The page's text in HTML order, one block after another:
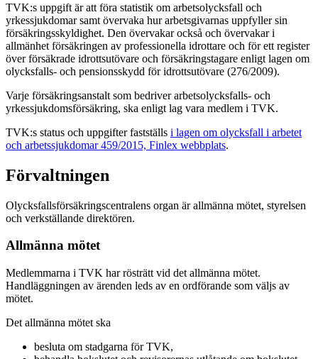
TVK:s uppgift är att föra statistik om arbetsolycksfall och
yrkessjukdomar samt övervaka hur arbetsgivarnas uppfyller sin
försäkringsskyldighet. Den övervakar också och övervakar i
allmänhet försäkringen av professionella idrottare och för ett register
över försäkrade idrottsutövare och försäkringstagare enligt lagen om
olycksfalls- och pensionsskydd för idrottsutövare (276/2009).
Varje försäkringsanstalt som bedriver arbetsolycksfalls- och
yrkessjukdomsförsäkring, ska enligt lag vara medlem i TVK.
TVK:s status och uppgifter fastställs i lagen om olycksfall i arbetet
och arbetssjukdomar 459/2015, Finlex webbplats.
Förvaltningen
Olycksfallsförsäkringscentralens organ är allmänna mötet, styrelsen
och verkställande direktören.
Allmänna mötet
Medlemmarna i TVK har rösträtt vid det allmänna mötet.
Handläggningen av ärenden leds av en ordförande som väljs av
mötet.
Det allmänna mötet ska
besluta om stadgarna för TVK,